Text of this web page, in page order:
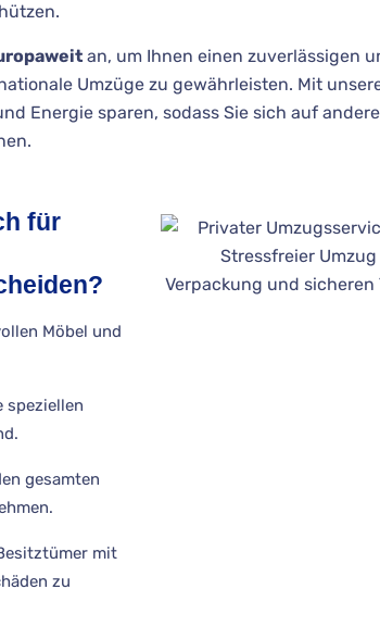
an, um Ihnen einen zuverlässigen
Umzüge zu gewährleisten. Mit
Energie sparen, sodass Sie sich auf
für
Möbel und
speziellen
gesamten
mit
zu